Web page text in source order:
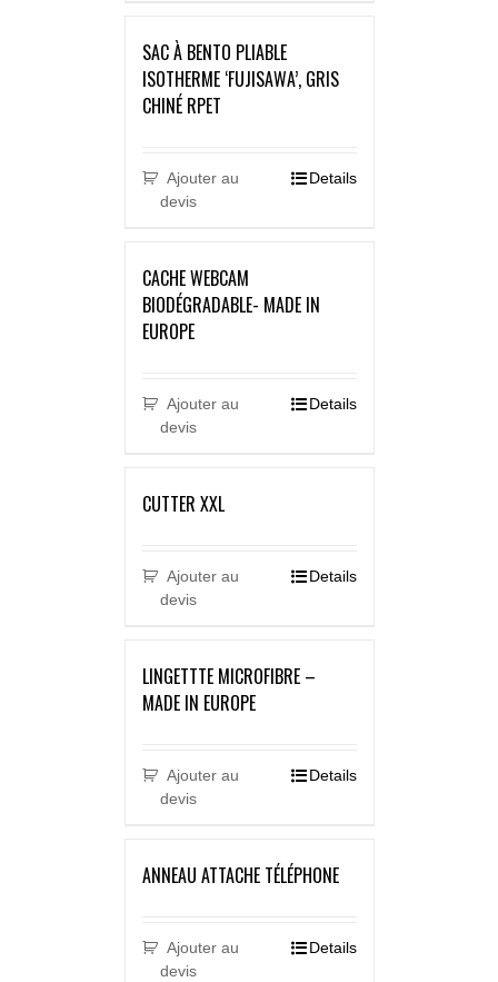
SAC À BENTO PLIABLE
ISOTHERME ‘FUJISAWA’, GRIS
CHINÉ RPET
Ajouter au
devis
Details
CACHE WEBCAM
BIODÉGRADABLE- MADE IN
EUROPE
Ajouter au
devis
Details
CUTTER XXL
Ajouter au
devis
Details
LINGETTTE MICROFIBRE –
MADE IN EUROPE
Ajouter au
devis
Details
ANNEAU ATTACHE TÉLÉPHONE
Ajouter au
devis
Details